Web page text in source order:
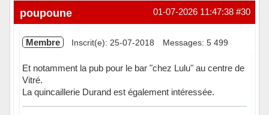
Hors ligne #30
01-07-2026 11:47:38
poupoune
Membre Inscrit(e): 25-07-2018 Messages: 5 499
Et notamment la pub pour le bar "chez Lulu" au centre de
Vitré.
La quincaillerie Durand est également intéressée.